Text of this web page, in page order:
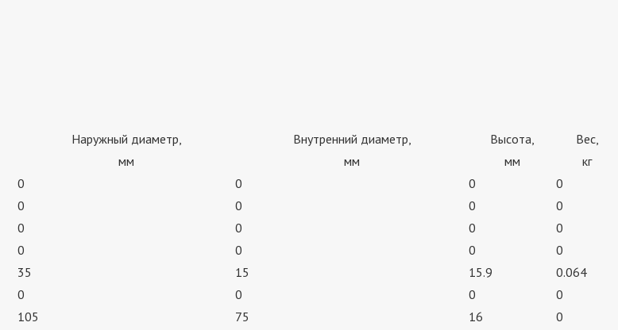
Наружный диаметр,
мм
Внутренний диаметр,
мм
Высота,
мм
Вес,
кг
0 0 0
0
0 0 0
0
0 0 0
0
0 0 0
0
35 15 15.9
0.064
0 0 0
0
105 75 16
0